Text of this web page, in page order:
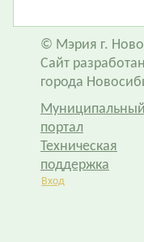
© Мэрия г.
Сайт
города
Муниципальный
портал
Техническая
поддержка
Вход